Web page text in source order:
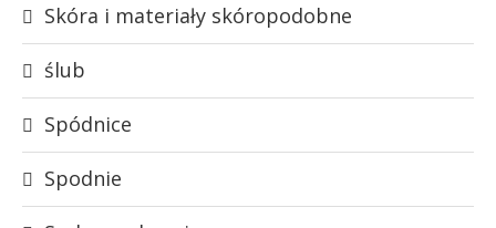
Skóra i materiały skóropodobne
ślub
Spódnice
Spodnie